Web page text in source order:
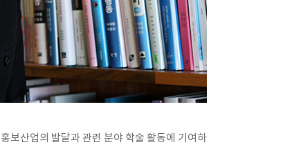
보산업의 발달과 관련 분야 학술 활동에 기여하